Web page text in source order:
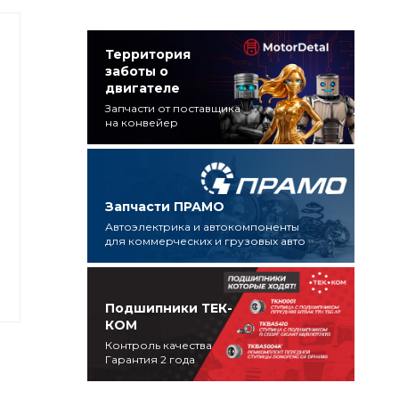
Территория
заботы о
двигателе
Запчасти от поставщика
на конвейер
Запчасти ПРАМО
Автоэлектрика и автокомпоненты
для коммерческих и грузовых авто
Подшипники ТЕК-
КОМ
Контроль качества
Гарантия 2 года